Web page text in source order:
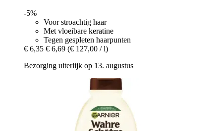
-5%
Voor stroachtig haar
Met vloeibare keratine
Tegen gespleten haarpunten
€ 6,35 € 6,69 (€ 127,00 / l)
Bezorging uiterlijk op 13. augustus